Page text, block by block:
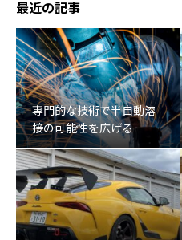
最近の記事
専門的な技術で半自動溶
接の可能性を広げる